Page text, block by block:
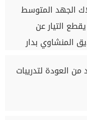
أسلاك الجهد المتوسط
التيار عن
المنشاوي بدار
العودة لتدريبات